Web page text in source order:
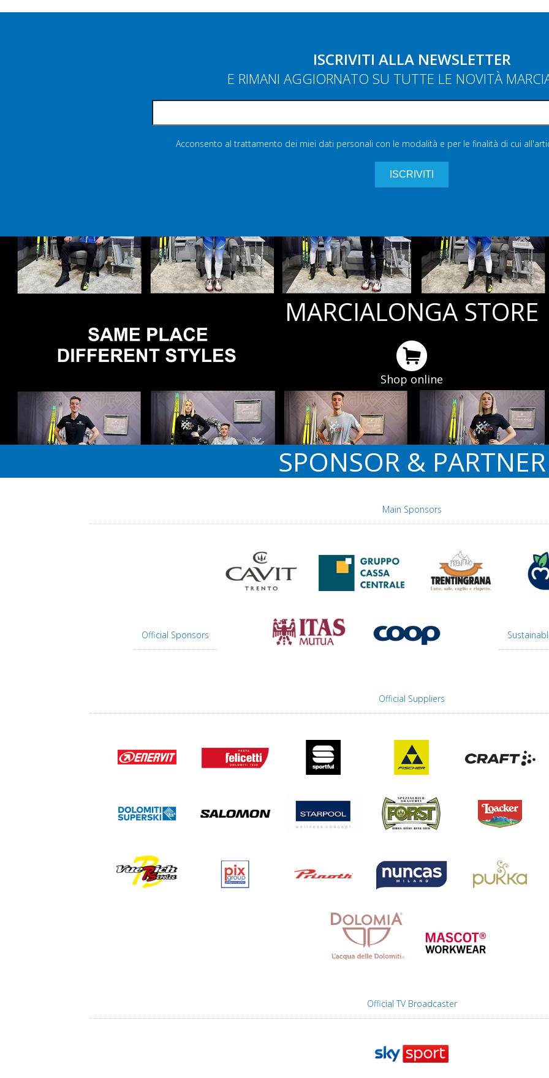
ISCRIVITI ALLA NEWSLETTER
E RIMANI AGGIORNATO SU TUTTE LE NOVITÀ
Acconsento al trattamento dei miei dati personali con le modalità e per le finalità di cui
MARCIALONGA STORE
Shop online
SPONSOR & PARTNER
Main Sponsors
Official Sponsors
Official Suppliers
Official TV Broadcaster